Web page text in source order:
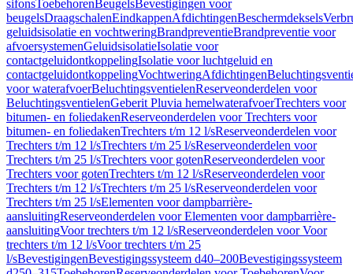
sifonsToebehorenBeugelsBevestigingen voor
beugelsDraagschalenEindkappenAfdichtingenBeschermdeksels
geluidsisolatie en vochtweringBrandpreventieBrandpreventie voor
afvoersystemenGeluidsisolatieIsolatie voor
contactgeluidontkoppelingIsolatie voor luchtgeluid en
contactgeluidontkoppelingVochtweringAfdichtingen
voor waterafvoerBeluchtingsventielenReserveonderdelen voor
BeluchtingsventielenGeberit Pluvia hemelwaterafvoerTrechters voor
bitumen- en foliedakenReserveonderdelen voor Trechters voor
bitumen- en foliedakenTrechters t/m 12 l/sReserveonderdelen voor
Trechters t/m 12 l/sTrechters t/m 25 l/sReserveonderdelen voor
Trechters t/m 25 l/sTrechters voor gotenReserveonderdelen voor
Trechters voor gotenTrechters t/m 12 l/sReserveonderdelen voor
Trechters t/m 12 l/sTrechters t/m 25 l/sReserveonderdelen voor
Trechters t/m 25 l/sElementen voor dampbarrière-
aansluitingReserveonderdelen voor Elementen voor dampbarrière-
aansluitingVoor trechters t/m 12 l/sReserveonderdelen voor Voor
trechters t/m 12 l/sVoor trechters t/m 25
l/sBevestigingenBevestigingssysteem d40–200Bevestigingssysteem